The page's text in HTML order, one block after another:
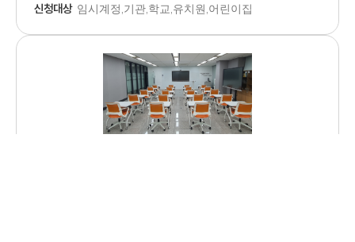
신청대상 임시계정,기관,학교,유치원,어린이집